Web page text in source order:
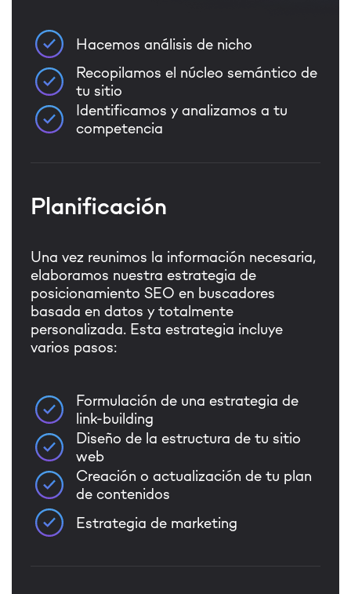
Hacemos análisis de nicho
Recopilamos el núcleo semántico de
tu sitio
Identificamos y analizamos a tu
competencia
Planificación
Una vez reunimos la información necesaria,
elaboramos nuestra estrategia de
posicionamiento SEO en buscadores
basada en datos y totalmente
personalizada. Esta estrategia incluye
varios pasos:
Formulación de una estrategia de
link-building
Diseño de la estructura de tu sitio
web
Creación o actualización de tu plan
de contenidos
Estrategia de marketing